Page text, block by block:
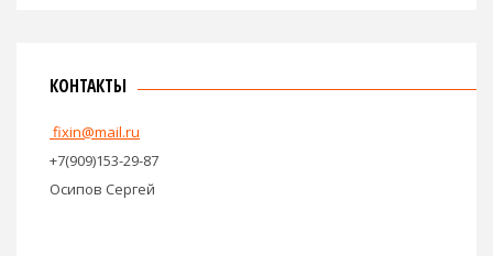
КОНТАКТЫ
fixin@mail.ru
+7(909)153-29-87
Осипов Сергей